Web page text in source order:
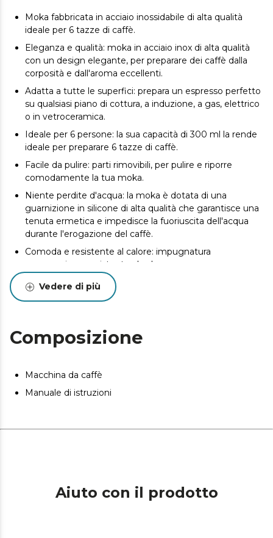
Moka fabbricata in acciaio inossidabile di alta qualità
ideale per 6 tazze di caffè.
Eleganza e qualità: moka in acciaio inox di alta qualità
con un design elegante, per preparare dei caffè dalla
corposità e dall'aroma eccellenti.
Adatta a tutte le superfici: prepara un espresso perfetto
su qualsiasi piano di cottura, a induzione, a gas, elettrico
o in vetroceramica.
Ideale per 6 persone: la sua capacità di 300 ml la rende
ideale per preparare 6 tazze di caffè.
Facile da pulire: parti rimovibili, per pulire e riporre
comodamente la tua moka.
Niente perdite d'acqua: la moka è dotata di una
guarnizione in silicone di alta qualità che garantisce una
tenuta ermetica e impedisce la fuoriuscita dell'acqua
durante l'erogazione del caffè.
Comoda e resistente al calore: impugnatura
ergonomica e resistente al calore, per un uso
confortevole e un ottimo isolamento dalle alte
temperature.
tradizionale.
maggior sicurezza.
Vedere di più
Composizione
Macchina da caffè
Manuale di istruzioni
Aiuto con il prodotto